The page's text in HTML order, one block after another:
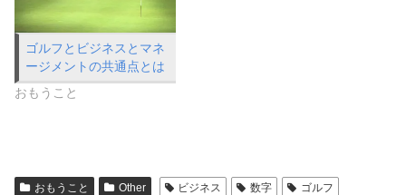
ゴルフとビジネスとマネ
ージメントの共通点とは
おもうこと
おもうこと Other ビジネス 数字
ゴルフ